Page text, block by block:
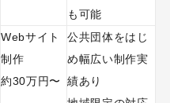
も可能
Webサイト
制作
約30万円〜
公共団体をはじ
め幅広い制作実
績あり